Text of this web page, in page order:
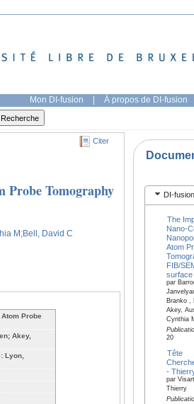
Mon DI-fusion | À propos de DI-fusion
Citer
Probe Tomography
M;Bell, David C
Probe
Akey,
Lyon,
DI-fusion
The
Nano-
Atom
FIB/
surface
par
Branko ,
Akey,
Cynthia
20
Tête
-
par
Thierry